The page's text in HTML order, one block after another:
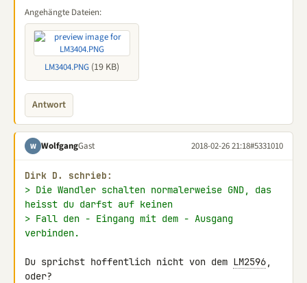
Angehängte Dateien:
LM3404.PNG (19 KB)
Antwort
W WolfgangGast 2018-02-26 21:18#5331010
Dirk D. schrieb:
> Die Wandler schalten normalerweise GND, das
heisst du darfst auf keinen
> Fall den - Eingang mit dem - Ausgang
verbinden.
Du sprichst hoffentlich nicht von dem LM2596,
oder?